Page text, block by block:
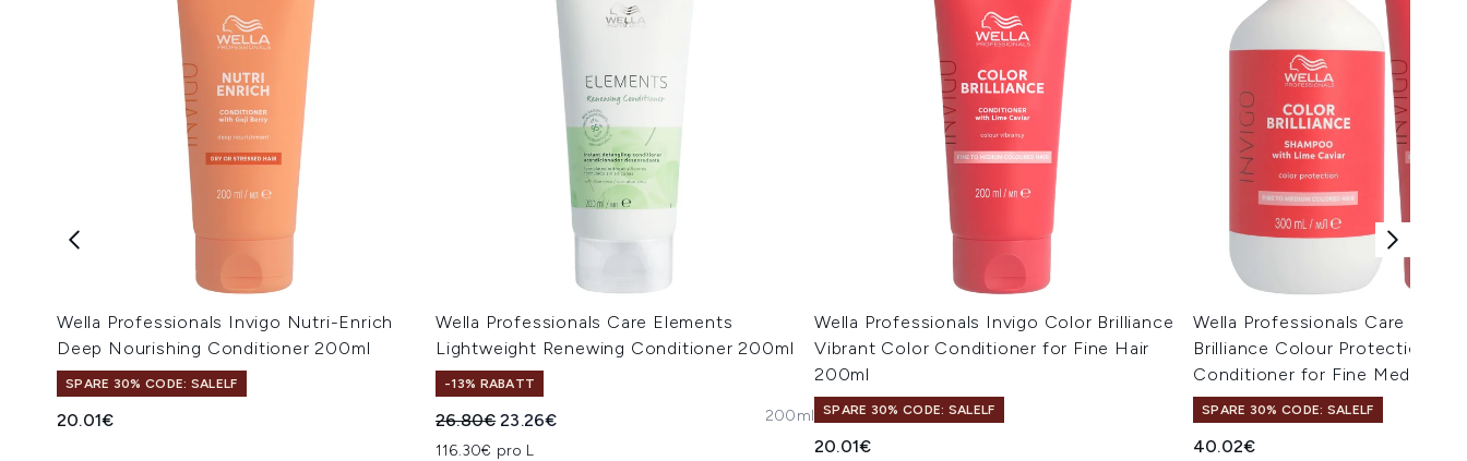
Wella Professionals Invigo Nutri-Enrich
Deep Nourishing Conditioner 200ml
SPARE 30% CODE: SALELF
20.01€
Wella Professionals Care Elements
Lightweight Renewing Conditioner 200ml
-13% RABATT
Unverbindliche Preisempfehlung:
26.80€Aktueller Preis:
23.26€
116.30€ pro L
200ml
Wella Professionals Invigo Color Brilliance
Vibrant Color Conditioner for Fine Hair
200ml
SPARE 30% CODE: SALELF
20.01€
Wella Professionals Care
Brilliance Colour Protection
Conditioner for Fine Medium
SPARE 30% CODE: SALELF
40.02€